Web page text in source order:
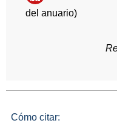
del anuario)
Cómo citar: